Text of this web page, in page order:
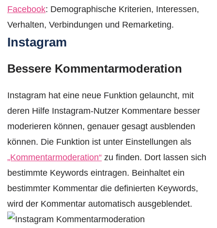
Facebook: Demographische Kriterien, Interessen,
Verhalten, Verbindungen und Remarketing.
Instagram
Bessere Kommentarmoderation
Instagram hat eine neue Funktion gelauncht, mit
deren Hilfe Instagram-Nutzer Kommentare besser
moderieren können, genauer gesagt ausblenden
können. Die Funktion ist unter Einstellungen als
„Kommentarmoderation“ zu finden. Dort lassen sich
bestimmte Keywords eintragen. Beinhaltet ein
bestimmter Kommentar die definierten Keywords,
wird der Kommentar automatisch ausgeblendet.